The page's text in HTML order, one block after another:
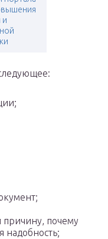
и
причину, почему
надобность;